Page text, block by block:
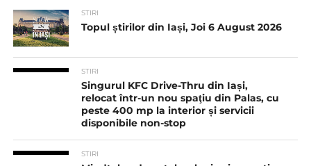
STIRI
Topul știrilor din Iași, Joi 6 August 2026
STIRI
Singurul KFC Drive-Thru din Iași,
relocat într-un nou spaţiu din Palas, cu
peste 400 mp la interior și servicii
disponibile non-stop
STIRI